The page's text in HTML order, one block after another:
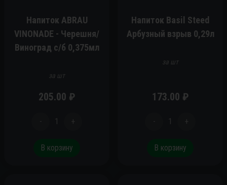
Напиток ABRAU
VINONADE - Черешня/
Виноград c/б 0,375мл
за шт
205.00 ₽
- 1 +
В корзину
Напиток Basil Steed
Арбузный взрыв 0,29л
за шт
173.00 ₽
- 1 +
В корзину